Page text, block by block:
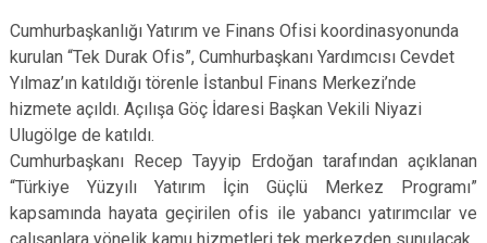
Cumhurbaşkanlığı Yatırım ve Finans Ofisi koordinasyonunda
kurulan “Tek Durak Ofis”, Cumhurbaşkanı Yardımcısı Cevdet
Yılmaz’ın katıldığı törenle İstanbul Finans Merkezi’nde
hizmete açıldı. Açılışa Göç İdaresi Başkan Vekili Niyazi
Ulugölge de katıldı.
Cumhurbaşkanı Recep Tayyip Erdoğan tarafından açıklanan
“Türkiye Yüzyılı Yatırım İçin Güçlü Merkez Programı”
kapsamında hayata geçirilen ofis ile yabancı yatırımcılar ve